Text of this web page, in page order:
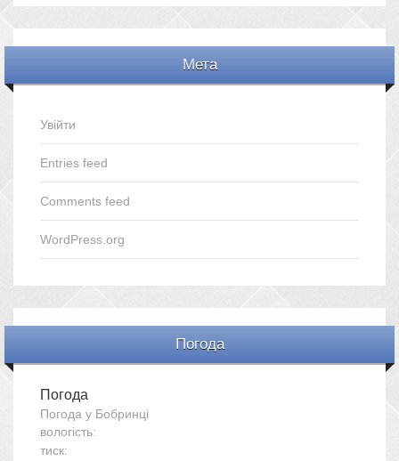
Мета
Увійти
Entries feed
Comments feed
WordPress.org
Погода
Погода
Погода у Бобринці
вологість:
тиск: